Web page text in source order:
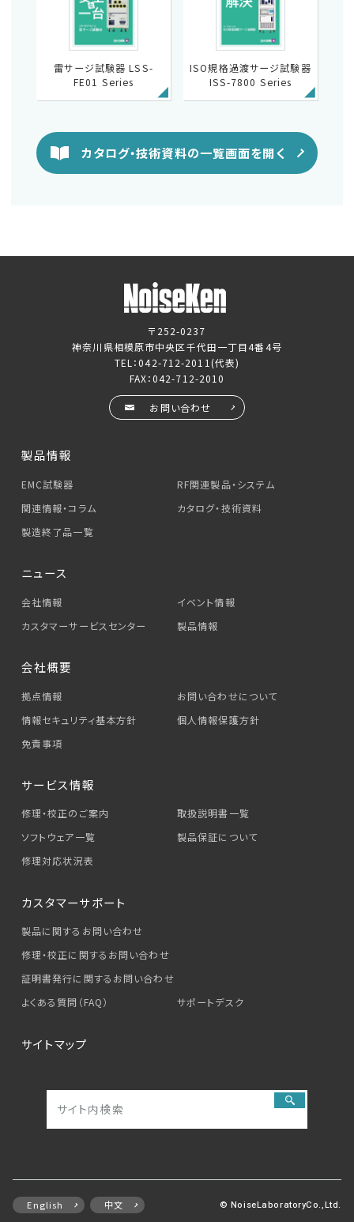
雷サージ試験器 LSS-
FE01 Series
ISO規格過渡サージ試験器
ISS-7800 Series
カタログ・技術資料の一覧画面を開く
〒252-0237
神奈川県相模原市中央区千代田一丁目4番4号
TEL：042-712-2011 (代表)
FAX：042-712-2010
お問い合わせ
製品情報
EMC試験器
RF関連製品・システム
関連情報・コラム
カタログ・技術資料
製造終了品一覧
ニュース
会社情報
イベント情報
カスタマーサービス センター 製品情報
会社概要
拠点情報
お問い合わせについて
情報セキュリティ基本方針
個人情報保護方針
免責事項
サービス情報
修理・校正のご案内
取扱説明書一覧
ソフトウェア一覧
製品保証について
修理対応状況表
カスタマーサポート
製品に関するお問い合わせ
修理・校正に関するお問い合わせ
証明書発行に関するお問い合わせ
よくある質問（FAQ）
サポートデスク
サイトマップ
English 中文 © NoiseLaboratoryCo.,Ltd.